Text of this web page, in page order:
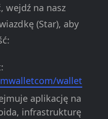
wejdź na nasz
(Star), aby
wallet
aplikację na
infrastrukturę